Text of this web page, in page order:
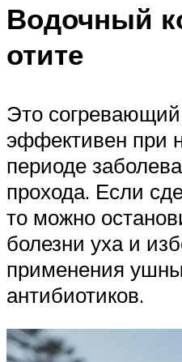
Водочный
отите
Это
эффективен при
периоде
прохода. Если
то можно
болезни уха и
применения
антибиотиков.